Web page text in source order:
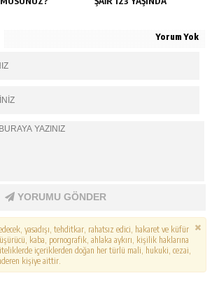
Yorum Yok
YORUMU GÖNDER
yasadışı, tehditkar, rahatsız edici, hakaret ve küfür
kaba, pornografik, ahlaka aykırı, kişilik haklarına
içeriklerden doğan her türlü mali, hukuki, cezai,
kişiye aittir.